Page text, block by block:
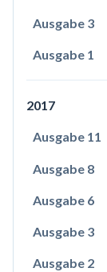
Ausgabe 3
Ausgabe 1
2017
Ausgabe 11
Ausgabe 8
Ausgabe 6
Ausgabe 3
Ausgabe 2